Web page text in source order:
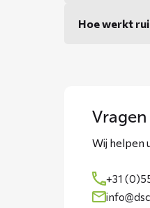
Hoe werkt
Wij helpen
+31